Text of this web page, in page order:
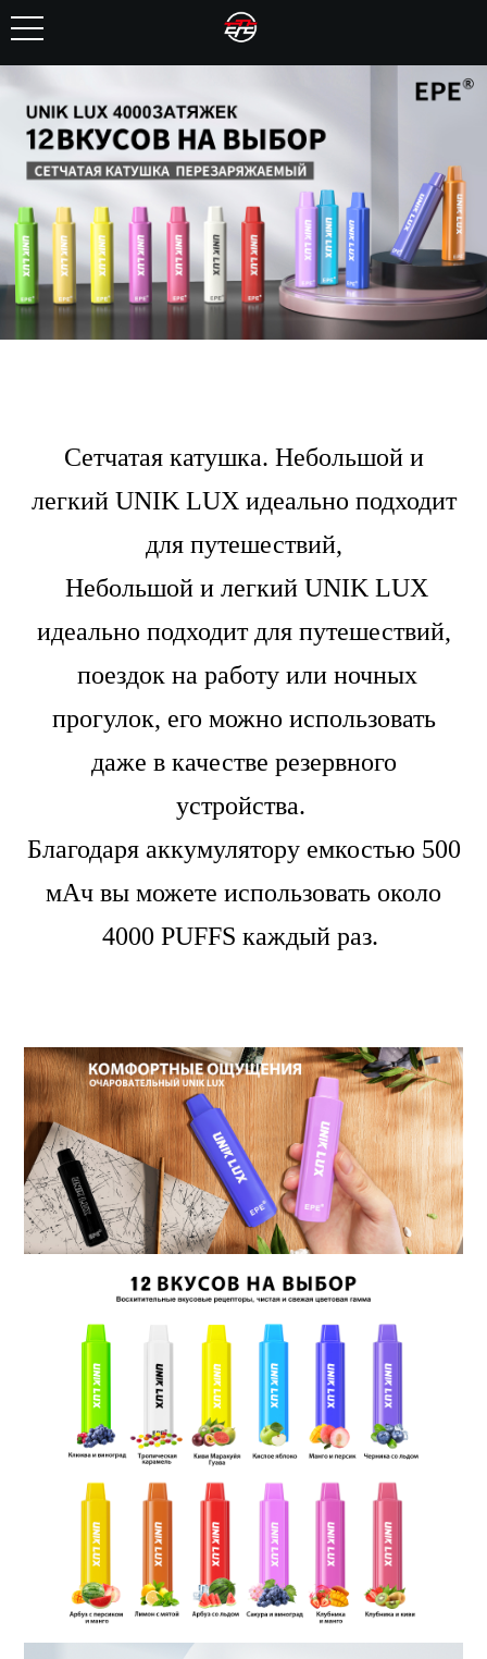
Сетчатая катушка. Небольшой и
легкий UNIK LUX идеально подходит
для путешествий,
Небольшой и легкий UNIK LUX
идеально подходит для путешествий,
поездок на работу или ночных
прогулок, его можно использовать
даже в качестве резервного
устройства.
Благодаря аккумулятору емкостью 500
мАч вы можете использовать около
4000 PUFFS каждый раз.